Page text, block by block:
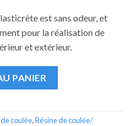
est sans odeur, et
pour la réalisation de
et extérieur.
PANIER
coulée,Résine de coulée/